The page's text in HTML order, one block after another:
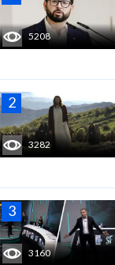
5208
3282
3160